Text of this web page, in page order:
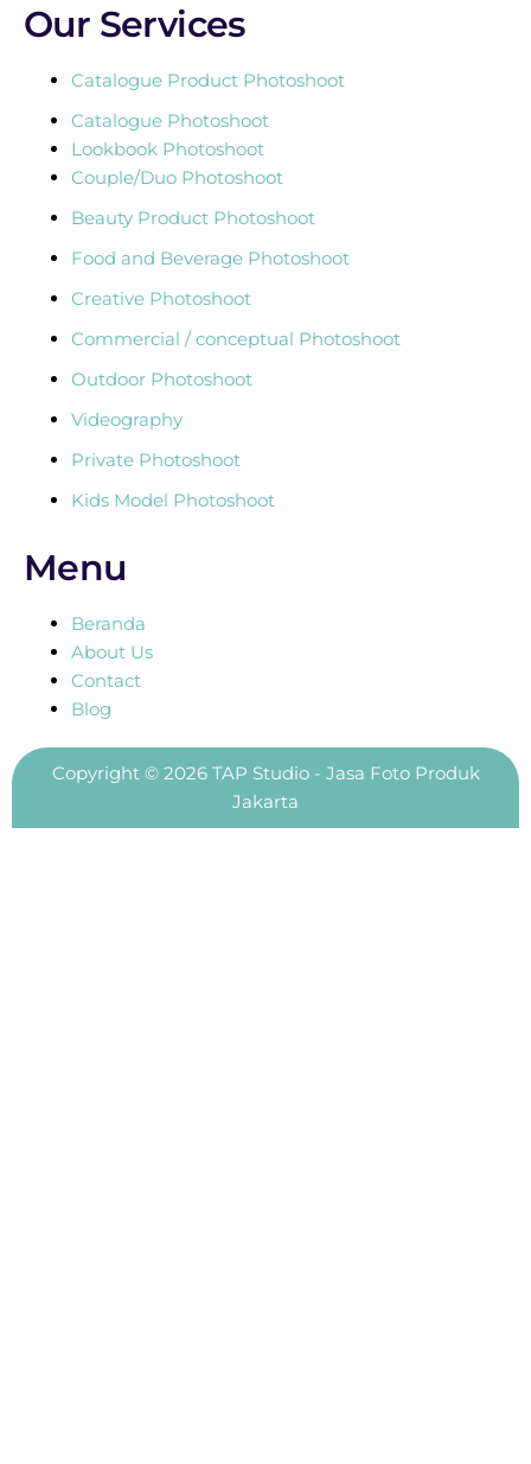
Our Services
Catalogue Product Photoshoot
Catalogue Photoshoot
Lookbook Photoshoot
Couple/Duo Photoshoot
Beauty Product Photoshoot
Food and Beverage Photoshoot
Creative Photoshoot
Commercial / conceptual Photoshoot
Outdoor Photoshoot
Videography
Private Photoshoot
Kids Model Photoshoot
Menu
Beranda
About Us
Contact
Blog
Copyright © 2026 TAP Studio - Jasa Foto Produk
Jakarta